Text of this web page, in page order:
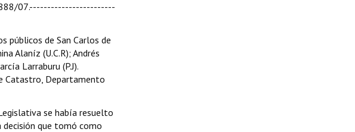
888/07.------------------------
públicos de San Carlos de
Alaníz (U.C.R); Andrés
Larraburu (P.J).
Catastro, Departamento
se había resuelto
decisión que tomó como